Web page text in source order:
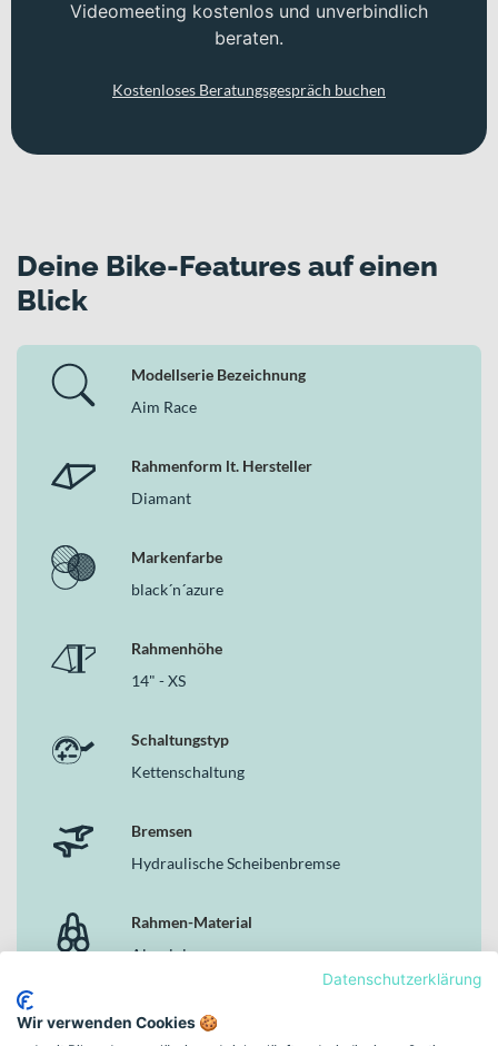
Videomeeting kostenlos und unverbindlich
beraten.
Kostenloses Beratungsgespräch buchen
Deine Bike-Features auf einen
Blick
Modellserie Bezeichnung
Aim Race
Rahmenform lt. Hersteller
Diamant
Markenfarbe
black´n´azure
Rahmenhöhe
14" - XS
Schaltungstyp
Kettenschaltung
Bremsen
Hydraulische Scheibenbremse
Rahmen-Material
Aluminium
Gewicht
Datenschutzerklärung
Wir verwenden Cookies 🍪